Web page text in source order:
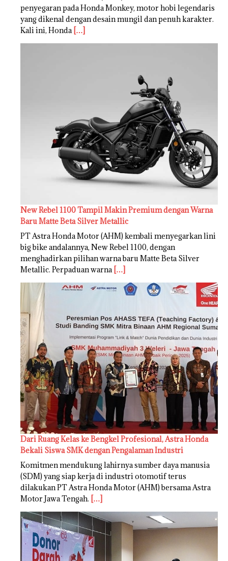
penyegaran pada Honda Monkey, motor hobi legendaris
yang dikenal dengan desain mungil dan penuh karakter.
Kali ini, Honda […]
New Rebel 1100 Tampil Makin Premium dengan Warna
Baru Matte Beta Silver Metallic
PT Astra Honda Motor (AHM) kembali menyegarkan lini
big bike andalannya, New Rebel 1100, dengan
menghadirkan pilihan warna baru Matte Beta Silver
Metallic. Perpaduan warna […]
Dari Ruang Kelas ke Bengkel Profesional, Astra Honda
Bekali Siswa SMK dengan Pengalaman Industri
Komitmen mendukung lahirnya sumber daya manusia
(SDM) yang siap kerja di industri otomotif terus
dilakukan PT Astra Honda Motor (AHM) bersama Astra
Motor Jawa Tengah. […]